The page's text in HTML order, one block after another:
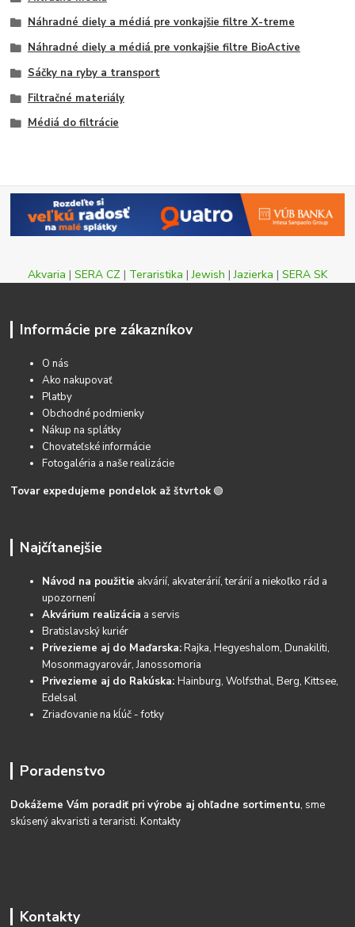
Náhradné diely a médiá pre vonkajšie filtre X-treme
Náhradné diely a médiá pre vonkajšie filtre BioActive
Sáčky na ryby a transport
Filtračné materiály
Médiá do filtrácie
Akvaria | SERA CZ | Teraristika |Jewish |Jazierka | SERA SK
Informácie pre zákazníkov
O nás
Ako nakupovať
Platby
Obchodné podmienky
Nákup na splátky
Chovateľské informácie
Fotogaléria a naše realizácie
Tovar expedujeme pondelok až štvrtok 🟢
Najčítanejšie
Návod na použitie akvárií, akvaterárií, terárií a niekoľko rád a
upozornení
Akvárium realizácia a servis
Bratislavský kuriér
Privezieme aj do Maďarska:Rajka, Hegyeshalom, Dunakiliti,
Mosonmagyarovár, Janossomoria
Privezieme aj do Rakúska:Hainburg, Wolfsthal, Berg, Kittsee,
Edelsal
Zriaďovanie na kĺúč - fotky
Poradenstvo
Dokážeme Vám poradiť pri výrobe aj ohľadne sortimentu, sme
skúsený akvaristi a teraristi.Kontakty
Kontakty